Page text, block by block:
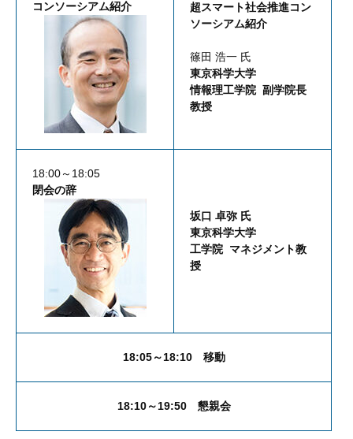
コンソーシアム紹介
超スマート社会推進コン
ソーシアム紹介
篠田 浩一 氏
東京科学大学
情報理工学院 副学院長
教授
18:00～18:05
閉会の辞
坂口 卓弥 氏
東京科学大学
工学院 マネジメント教
授
18:05～18:10 移動
18:10～19:50 懇親会